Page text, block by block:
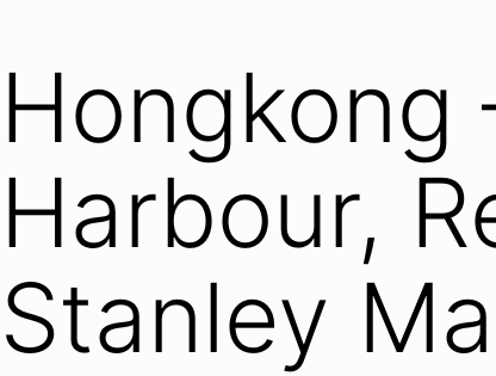
Hongkong
Harbour,
Stanley